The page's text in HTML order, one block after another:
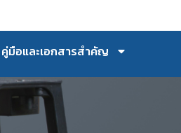
คู่มือและเอกสารสำคัญ